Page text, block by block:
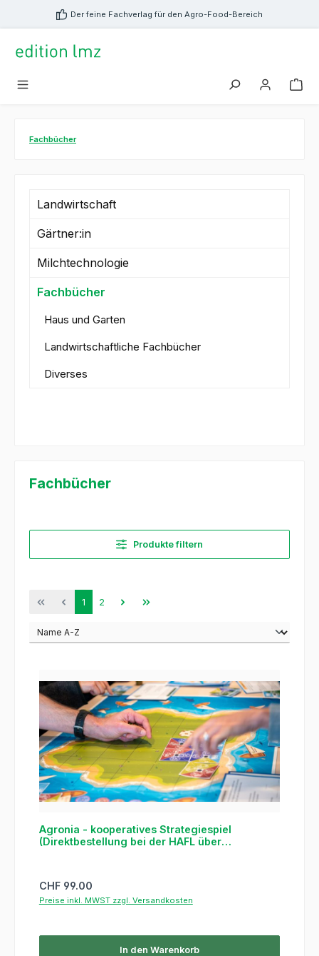
springen Der feine Fachverlag für den Agro-Food-Bereich
Fachbücher
Landwirtschaft
Gärtner:in
Milchtechnologie
Fachbücher
Haus und Garten
Landwirtschaftliche Fachbücher
Diverses
Fachbücher
Produkte filtern
Seite
1 Seite
2
Agronia - kooperatives Strategiespiel
(Direktbestellung bei der HAFL über
Regulärer Preis:
CHF 99.00
Preise inkl. MWST zzgl. Versandkosten
In den Warenkorb